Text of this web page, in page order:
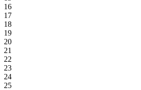
16
17
18
19
20
21
22
23
24
25